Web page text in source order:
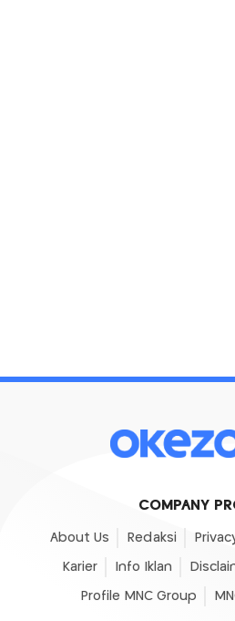
COMPANY
About Us Redaksi
Karier Info Iklan
Profile MNC Group